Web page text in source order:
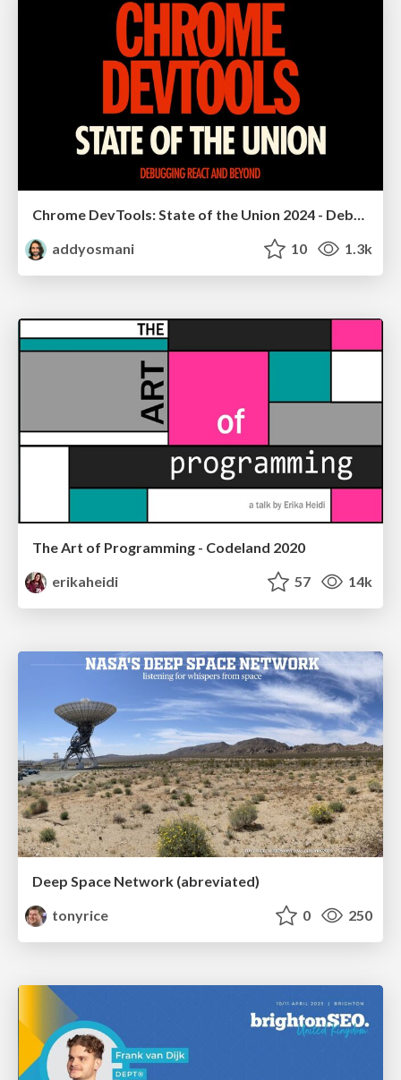
Chrome DevTools: State of the Union 2024 - Debugging React & Beyond
addyosmani
10 1.3k
The Art of Programming - Codeland 2020
erikaheidi
57 14k
Deep Space Network (abreviated)
tonyrice
0 250